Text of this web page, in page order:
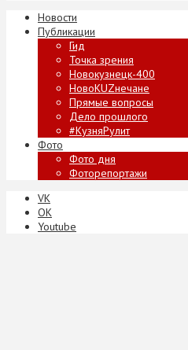
Новости
Публикации
Гид
Точка зрения
Новокузнецк-400
НовоKUZнечане
Прямые вопросы
Дело прошлого
#КузняРулит
Фото
Фото дня
Фоторепортажи
VK
ОК
Youtube